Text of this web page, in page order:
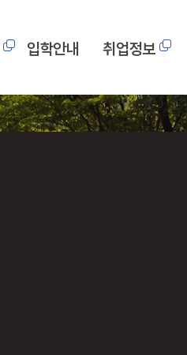
입학안내 취업정보